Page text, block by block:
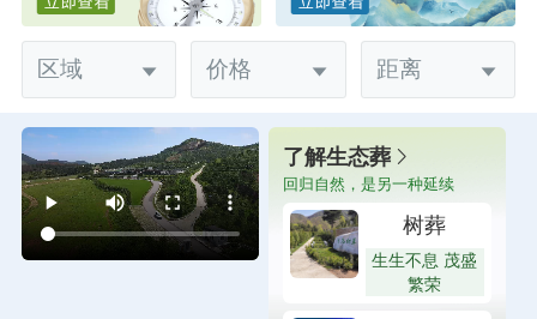
区域 价格 距离
了解生态葬
回归自然，是另一种延续
树葬
生生不息 茂盛
繁荣